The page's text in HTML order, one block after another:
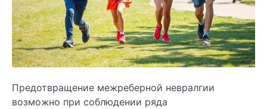
Предотвращение межреберной невралгии
возможно при соблюдении ряда